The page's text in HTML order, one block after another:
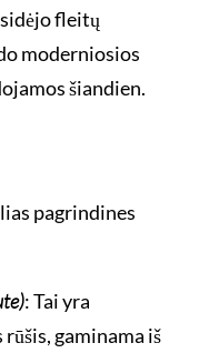
fleitų
moderniosios
šiandien.
pagrindines
: Tai yra
gaminama iš